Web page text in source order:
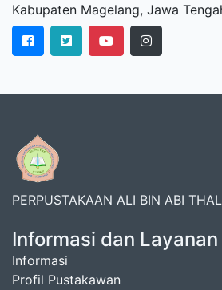
Kabupaten Magelang, Jawa
PERPUSTAKAAN ALI BIN ABI
Informasi dan Layanan
Informasi
Profil Pustakawan